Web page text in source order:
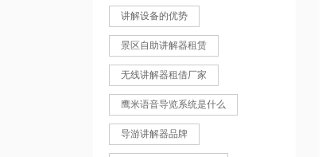
讲解设备的优势
景区自助讲解器租赁
无线讲解器租借厂家
鹰米语音导览系统是什么
导游讲解器品牌